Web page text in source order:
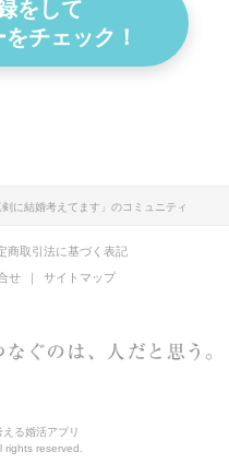
をして
チェック！
剣に結婚考えてます」のコミュニティ
商取引法に基づく表記
せ サイトマップ
る婚活アプリ
reserved.